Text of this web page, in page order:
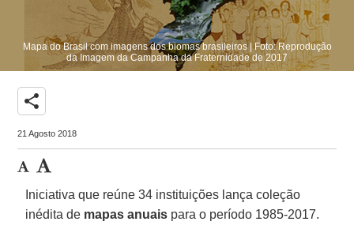
Mapa do Brasil com imagens dos biomas brasileiros | Foto: Reprodução
da Imagem da Campanha da Fraternidade de 2017
share
21 Agosto 2018
Iniciativa que reúne 34 instituições lança coleção
inédita de mapas anuais para o período 1985-2017.